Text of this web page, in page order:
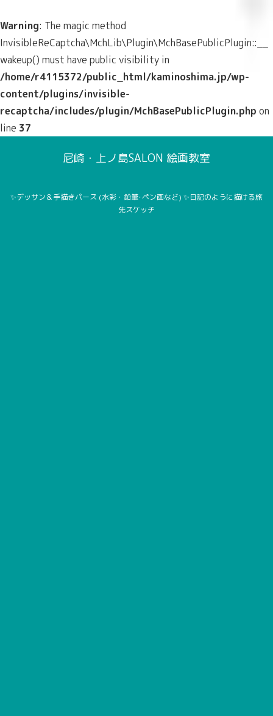
Warning: The magic method
InvisibleReCaptcha\MchLib\Plugin\MchBasePublicPlugin::__
wakeup() must have public visibility in
/home/r4115372/public_html/kaminoshima.jp/wp-
content/plugins/invisible-
recaptcha/includes/plugin/MchBasePublicPlugin.php on
line 37
尼崎・上ノ島SALON 絵画教室
✨デッサン＆手描きパース (水彩・鉛筆･ペン画など) ✨日記のように描ける旅
先スケッチ